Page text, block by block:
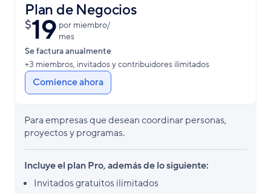
Plan de Negocios
$19 por miembro/​
mes
Se factura anualmente
+3 miembros, invitados y contribuidores ilimitados
Comience ahora
Para empresas que desean coordinar personas,
proyectos y programas.
Incluye el plan Pro, además de lo siguiente:
Invitados gratuitos ilimitados